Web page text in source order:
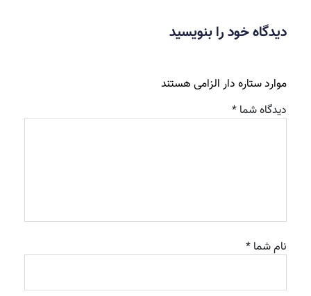
دیدگاه خود را بنویسید
موارد ستاره دار الزامی هستند
دیدگاه شما *
نام شما *